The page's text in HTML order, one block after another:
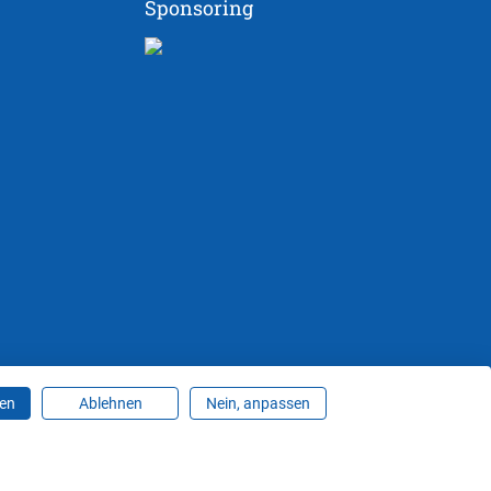
Sponsoring
ändern
Ablehnen Nein, anpassen